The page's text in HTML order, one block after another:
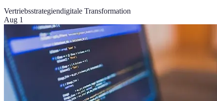
Vertriebsstrategiendigitale Transformation
Aug 1